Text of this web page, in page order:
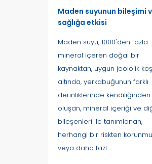
Maden suyunun bileşimi
sağlığa etkisi
Maden suyu, 1000'den fazla
mineral içeren doğal bir
kaynaktan, uygun jeolojik
altında, yerkabuğunun farklı
derinliklerinde kendiliğinden
oluşan, mineral içeriği ve
bileşenleri ile tanımlanan,
herhangi bir riskten
veya daha fazl